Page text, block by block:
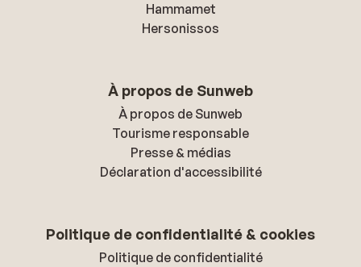
Hammamet
Hersonissos
À propos de Sunweb
À propos de Sunweb
Tourisme responsable
Presse & médias
Déclaration d'accessibilité
Politique de confidentialité & cookies
Politique de confidentialité